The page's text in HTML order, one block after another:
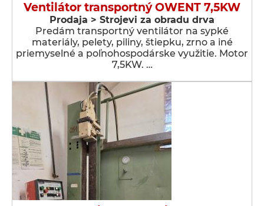
Ventilátor transportný OWENT 7,5KW
Prodaja > Strojevi za obradu drva
Predám transportný ventilátor na sypké
materiály, pelety, piliny, štiepku, zrno a iné
priemyselné a poľnohospodárske využitie. Motor
7,5KW. …